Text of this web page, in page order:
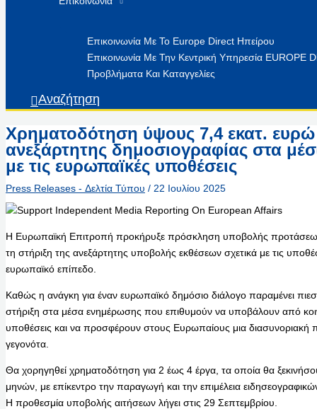
Επικοινωνία Με Το Europe Direct Ηπείρου
Επικοινωνία Με Την Κεντρική Υπηρεσία EUROPE
Προβλήματα Και Καταγγελίες
Αναζήτηση
Χρηματοδότηση ύψους 7,4 εκατ. ευρώ
ανεξάρτητης δημοσιογραφίας στα
με τις ευρωπαϊκές υποθέσεις
Press Releases - Δελτία Τύπου / 22 Ιουλίου 2025
Η Ευρωπαϊκή Επιτροπή προκήρυξε πρόσκληση υποβολής
τη στήριξη της ανεξάρτητης υποβολής εκθέσεων σχετικά με τις
ευρωπαϊκό επίπεδο.
Καθώς η ανάγκη για έναν ευρωπαϊκό δημόσιο διάλογο παραμένει
στήριξη στα μέσα ενημέρωσης που επιθυμούν να υποβάλουν από
υποθέσεις και να προσφέρουν στους Ευρωπαίους μια διασυνοριακή
γεγονότα.
Θα χορηγηθεί χρηματοδότηση για 2 έως 4 έργα, τα οποία θα
μηνών, με επίκεντρο την παραγωγή και την επιμέλεια
Η προθεσμία υποβολής αιτήσεων λήγει στις 29 Σεπτεμβρίου.